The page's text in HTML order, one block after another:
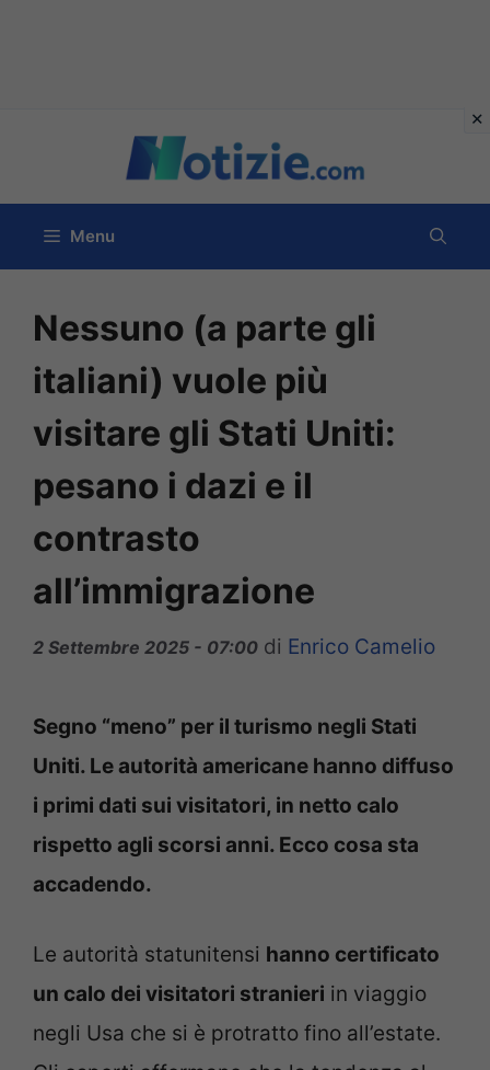
contenuto
Menu
Nessuno (a parte gli
italiani) vuole più
visitare gli Stati Uniti:
pesano i dazi e il
contrasto
all’immigrazione
2 Settembre 2025 - 07:00 di Enrico Camelio
Segno “meno” per il turismo negli Stati
Uniti. Le autorità americane hanno diffuso
i primi dati sui visitatori, in netto calo
rispetto agli scorsi anni. Ecco cosa sta
accadendo.
Le autorità statunitensi hanno certificato
un calo dei visitatori stranieri in viaggio
negli Usa che si è protratto fino all’estate.